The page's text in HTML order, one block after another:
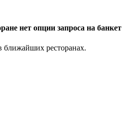
нет опции запроса на
ближайших ресторанах.